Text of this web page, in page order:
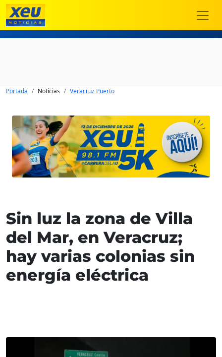
Portada Noticias Veracruz Puerto
Sin luz la zona de Villa
del Mar, en Veracruz;
hay varias colonias sin
energía eléctrica